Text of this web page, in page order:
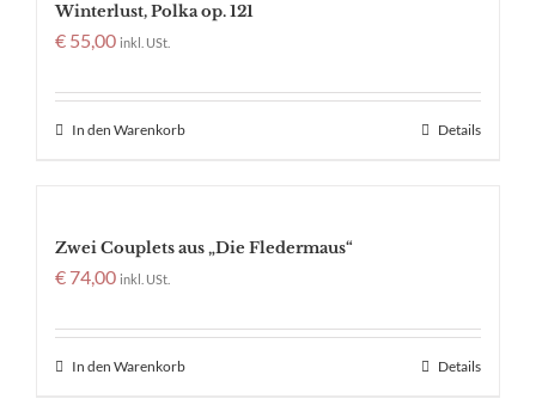
Winterlust, Polka op. 121
€ 55,00 inkl. USt.
In den Warenkorb Details
Zwei Couplets aus „Die Fledermaus“
€ 74,00 inkl. USt.
In den Warenkorb Details